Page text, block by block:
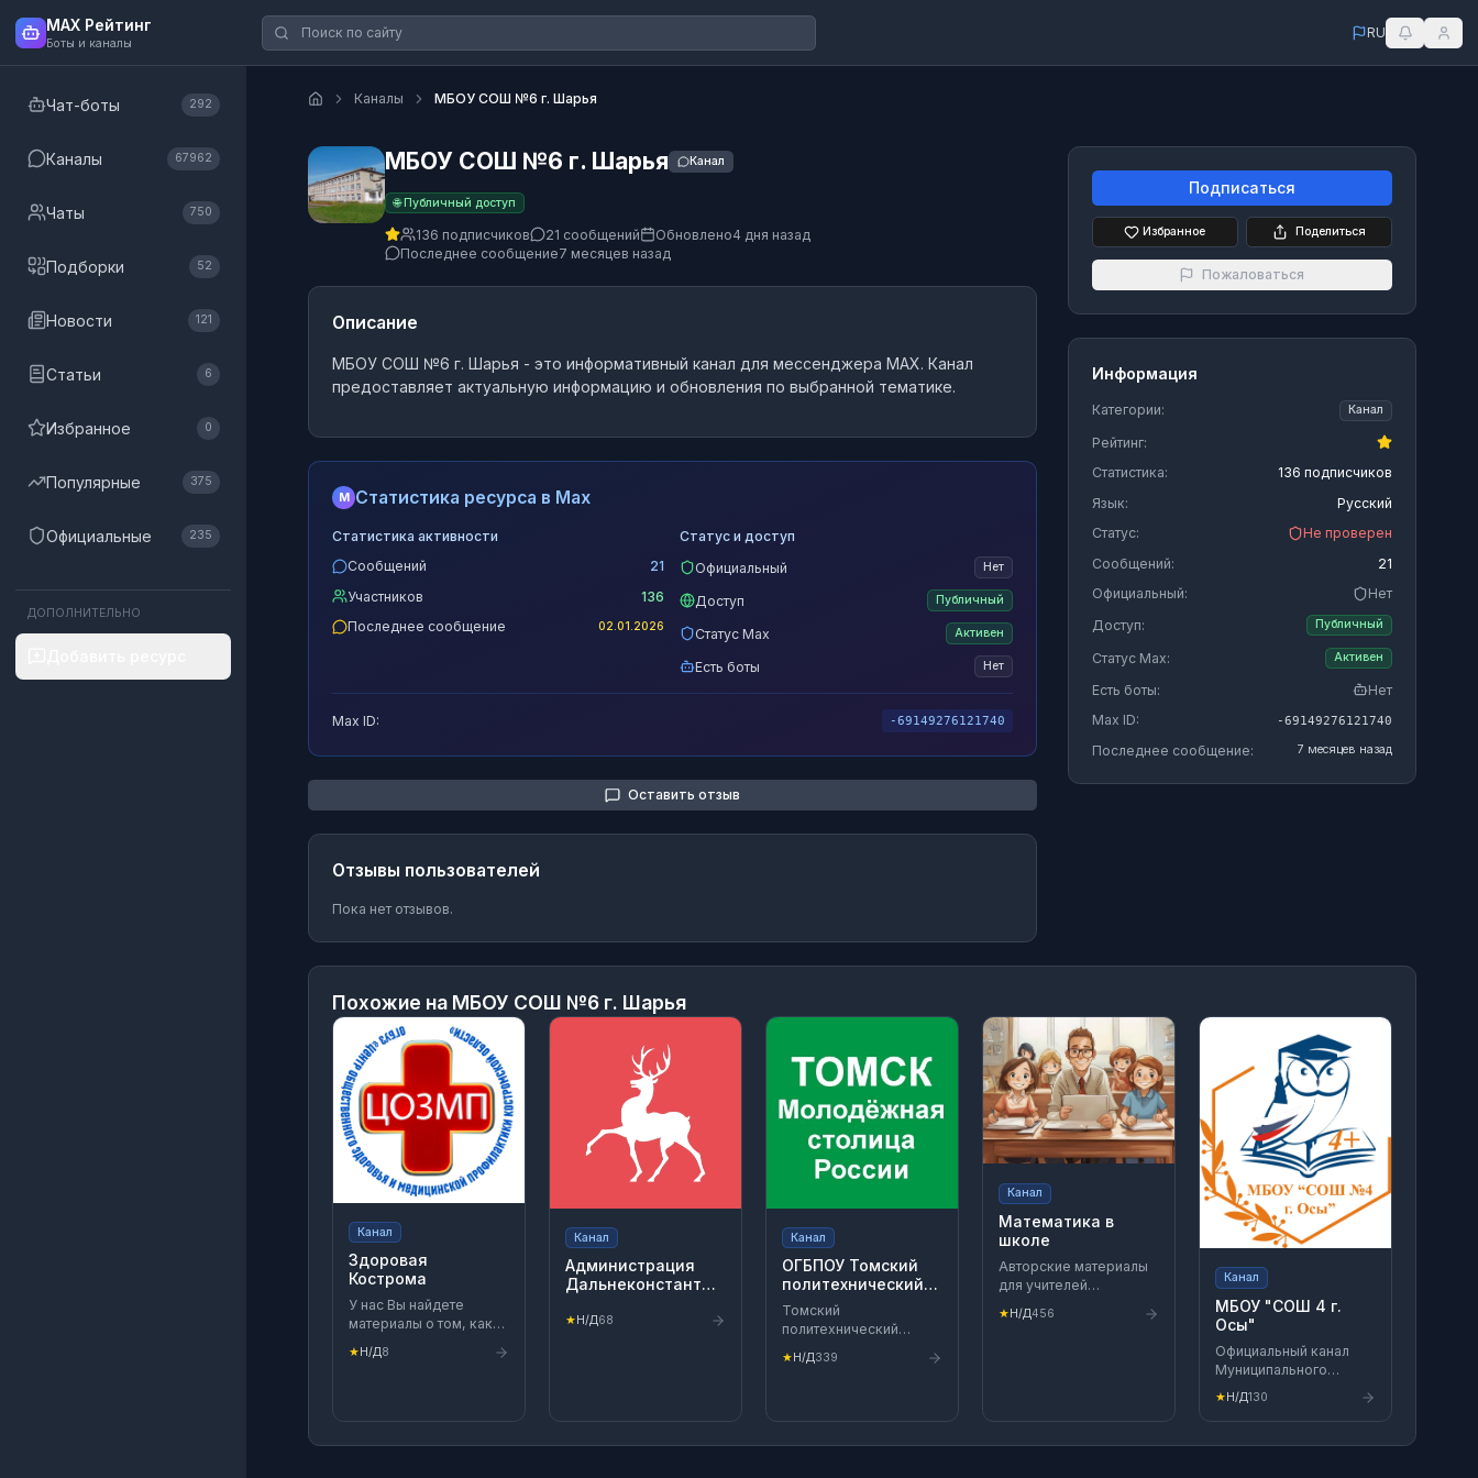
MAX Рейтинг
Боты и каналы
Чат-боты 292
Каналы 67962
Чаты 750
Подборки 52
Новости 121
Статьи 6
Избранное 0
Популярные 375
Официальные 235
ДОПОЛНИТЕЛЬНО
RU
Каналы МБОУ СОШ №6 г. Шарья
МБОУ СОШ №6 г. Шарья Канал
🌐 Публичный доступ
136 подписчиков 21 сообщений Обновлено4 дня назад
Последнее сообщение7 месяцев назад
Описание
МБОУ СОШ №6 г. Шарья - это информативный канал для мессенджера MAX. Канал
предоставляет актуальную информацию и обновления по выбранной тематике.
M Статистика ресурса в Max
Статистика активности
Сообщений
21
Участников
136
Последнее сообщение
02.01.2026
Статус и доступ
Официальный
Нет
Доступ Публичный
Статус Max Активен
Есть боты Нет
Max ID: -69149276121740
Оставить отзыв
Отзывы пользователей
Пока нет отзывов.
Подписаться
Избранное Поделиться
Пожаловаться
Информация
Категории: Канал
Рейтинг:
Статистика:
136 подписчиков
Язык:
Русский
Статус:
Не проверен
Сообщений:
21
Официальный:
Нет
Доступ:
Публичный
Статус Max: Активен
Есть боты:
Нет
Max ID:
-69149276121740
Последнее сообщение: 7 месяцев назад
Похожие на МБОУ СОШ №6 г. Шарья
Канал
Здоровая
Кострома
У нас Вы найдете
материалы о том, как
укрепить свое
здоровье, поддержать
зависимостей.
★Н/Д8
Канал
Администрация
Дальнеконстантиновского
округа
★Н/Д68
Канал
ОГБПОУ Томский
политехнический
техникум (ОГБПОУ
"ТПТ")
Томский
политехнический
техникум — твоя
профессиональная
★Н/Д339
Канал
Математика в
школе
Авторские материалы
для учителей
математики и
репетиторов 🔸
★Н/Д456
Канал
МБОУ "СОШ 4 г.
Осы"
Официальный канал
Муниципального
бюджетного
общеобразовательного
учреждения "Средней
общеобразовательной
★ Н/Д130